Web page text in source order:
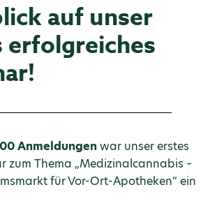
auf unser
erfolgreiches
Anmeldungenwar unser erstes
zum Thema „Medizinalcannabis –
für Vor-Ort-Apotheken“ ein